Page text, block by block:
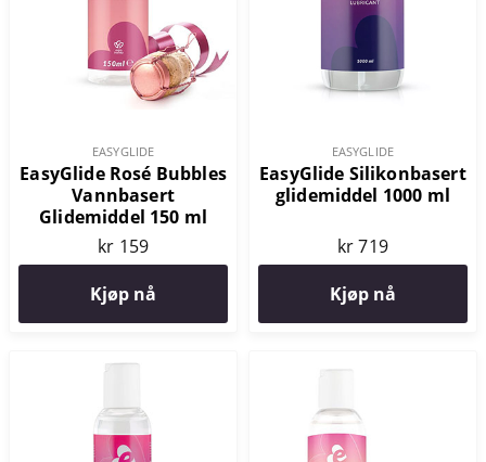
EASYGLIDE
EasyGlide Rosé Bubbles
Vannbasert
Glidemiddel 150 ml
kr 159
Kjøp nå
EASYGLIDE
EasyGlide Silikonbasert
glidemiddel 1000 ml
kr 719
Kjøp nå